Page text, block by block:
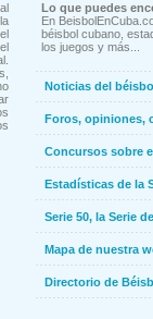
Lo que puedes
En
béisbol cubano,
los juegos y más...
Noticias del
Foros, opiniones,
Concursos sobre
Estadísticas de la
Serie 50, la Serie
Mapa de nuestra
Directorio de